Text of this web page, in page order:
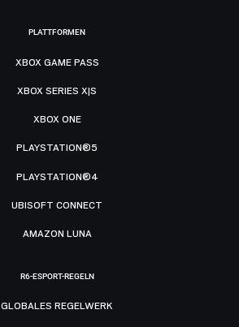
PLATTFORMEN
XBOX GAME PASS
XBOX SERIES X|S
XBOX ONE
PLAYSTATION®5
PLAYSTATION®4
UBISOFT CONNECT
AMAZON LUNA
R6-ESPORT-REGELN
GLOBALES REGELWERK